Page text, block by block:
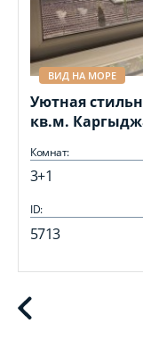
ВИД НА МОРЕ
Уютная
кв.м.
Комнат:
3+1
ID:
5713